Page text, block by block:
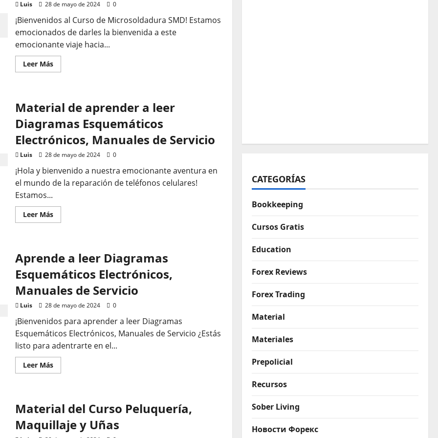
Esquemáticos
Manuales de
Electrónicos,
de Servicio
28 de mayo de 2024 0
Luis 28 de mayo de 2024 0
¡Bienvenidos al Curso de Microsoldadura SMD! Estamos
emocionados de darles la bienvenida a este
emocionante viaje hacia...
Leer MásLeer
más
micro
soldadura
Material de aprender a leer
Diagramas Esquemáticos
Electrónicos, Manuales de Servicio
Luis 28 de mayo de 2024 0
¡Hola y bienvenido a nuestra emocionante aventura en
el mundo de la reparación de teléfonos celulares!
Estamos...
Leer MásLeer
más
aprender
a
leer
Diagramas
Electrónicos,
Manuales
de
Servicio
Aprende a leer Diagramas
Esquemáticos Electrónicos,
Manuales de Servicio
Luis 28 de mayo de 2024 0
¡Bienvenidos para aprender a leer Diagramas
Esquemáticos Electrónicos, Manuales de Servicio ¿Estás
listo para adentrarte en el...
Leer MásLeer
más
leer
Diagramas
Esquemáticos
Electrónicos,
Manuales
Material del Curso Peluquería,
Maquillaje y Uñas
CATEGORÍAS
Bookkeeping
Cursos Gratis
Education
Forex Reviews
Forex Trading
Material
Materiales
Prepolicial
Recursos
Sober Living
Новости Форекс